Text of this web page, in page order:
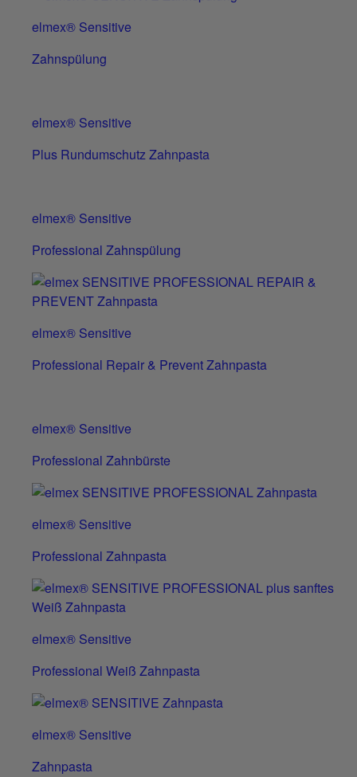
elmex® Sensitive
Zahnspülung
elmex® Sensitive
Plus Rundumschutz Zahnpasta
elmex® Sensitive
Professional Zahnspülung
elmex® Sensitive
Professional Repair & Prevent Zahnpasta
elmex® Sensitive
Professional Zahnbürste
elmex® Sensitive
Professional Zahnpasta
elmex® Sensitive
Professional Weiß Zahnpasta
elmex® Sensitive
Zahnpasta